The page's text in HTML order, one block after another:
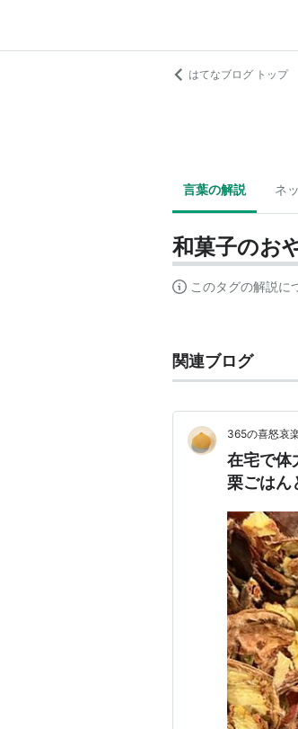
はてなブログ トップ
言葉の解説 ネ
和菓子のお
このタグの解説に
関連ブログ
365の喜怒哀
在宅で体
栗ごはん